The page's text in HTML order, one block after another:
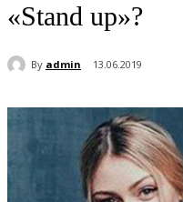
«Stand up»?
By admin 13.06.2019